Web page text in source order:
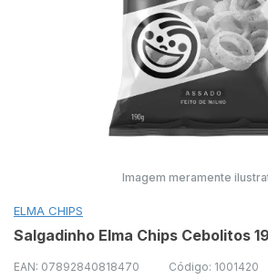
Imagem meramente
ELMA CHIPS
Salgadinho Elma Chips Cebolitos
EAN: 07892840818470 Código: 1001420